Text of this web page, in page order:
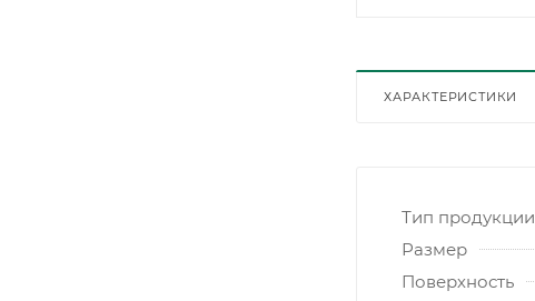
ХАРАКТЕРИСТИКИ
Тип продукции
Размер
Поверхность